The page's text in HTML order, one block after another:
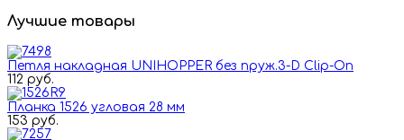
Лучшие товары
Петля накладная UNIHOPPER без пруж.3-D Clip-On
112 руб.
Планка 1526 угловая 28 мм
153 руб.